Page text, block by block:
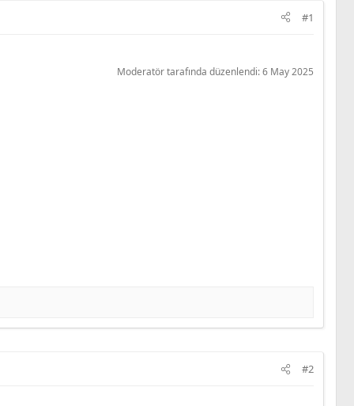
#1
Moderatör tarafında düzenlendi:6 May 2025
#2